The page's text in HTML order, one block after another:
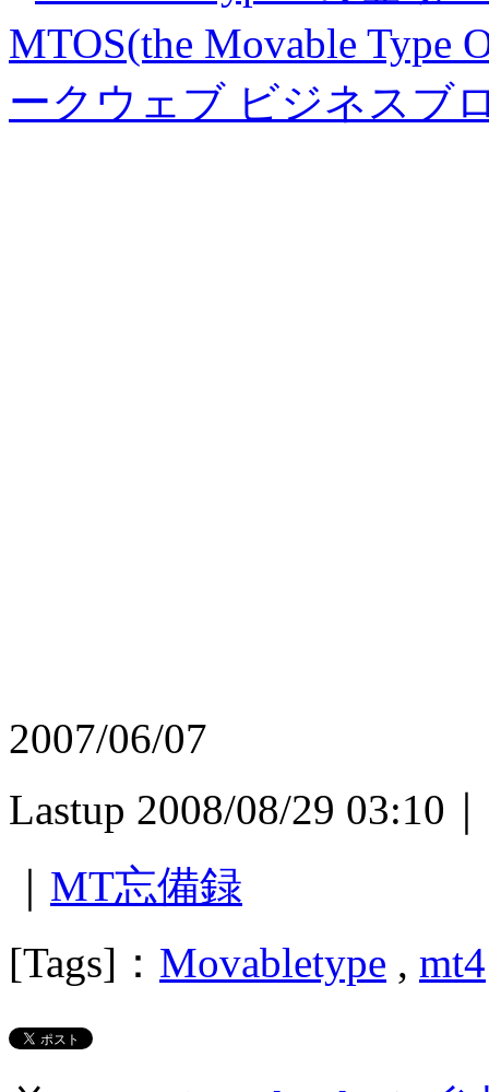
MTOS(the Movable Type
ークウェブ ビジネスブ
2007/06/07
Lastup 2008/08/29 03:10
MT忘備録
[Tags]： Movabletype , mt4